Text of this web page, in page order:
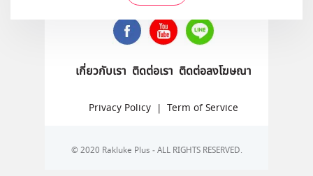
เกี่ยวกับเรา ติดต่อเรา ติดต่อลงโฆษณา
Privacy Policy | Term of Service
© 2020 Rakluke Plus - ALL RIGHTS RESERVED.